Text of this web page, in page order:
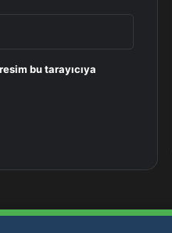
bu tarayıcıya